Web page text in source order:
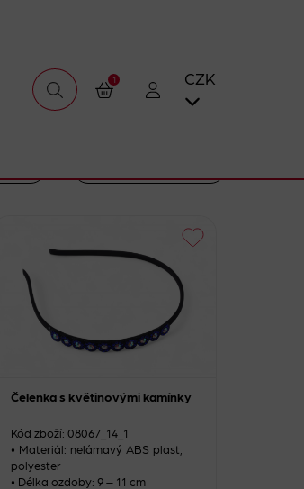
1 CZK
Čelenka s květinovými kamínky
Kód zboží: 08067_14_1
• Materiál: nelámavý ABS plast,
polyester
• Délka ozdoby: 9 – 11 cm